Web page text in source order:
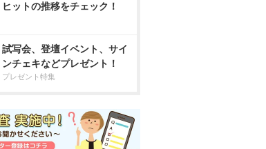
ヒットの推移をチェック！
試写会、登壇イベント、サイ
ンチェキなどプレゼント！
プレゼント特集